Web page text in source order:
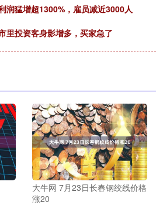
润猛增超1300%，雇员减近3000人
里投资客身影增多，买家急了
大牛网 7月23日长春钢绞线价格
涨20